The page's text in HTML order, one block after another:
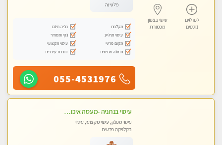
לפרטים
נוספים
עיסוי בצפון
מכמורת
פלטינה
מקלחת
חניה חינם
עיסוי מרגיע
נקי ומסודר
מקום פרטי
עיסוי מקצועי
תמונה אמיתית
דוברת עיברית
055-4531976
עיסוי בנתניה -מעסה איכותית מקצועית ומפנקת בנתניה
עיסוי מפנק, עיסוי מקצועי, עיסוי
בקלניקה פרטית